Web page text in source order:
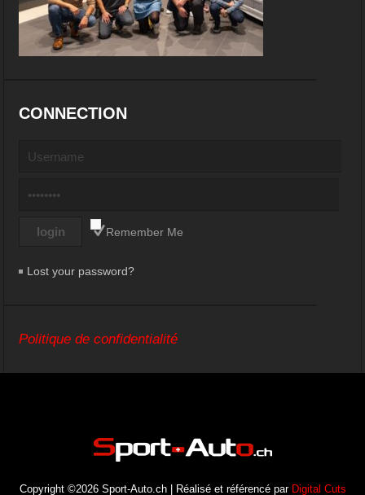
CONNECTION
Remember Me
Lost your password?
Politique de confidentialité
Copyright ©2026 Sport-Auto.ch | Réalisé et référencé par Digital Cuts